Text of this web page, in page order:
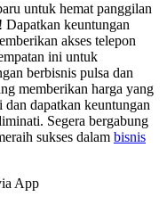
untuk hemat panggilan
Dapatkan keuntungan
akses telepon
ini untuk
berbisnis pulsa dan
memberikan harga yang
dapatkan keuntungan
Segera bergabung
sukses dalam bisnis
App